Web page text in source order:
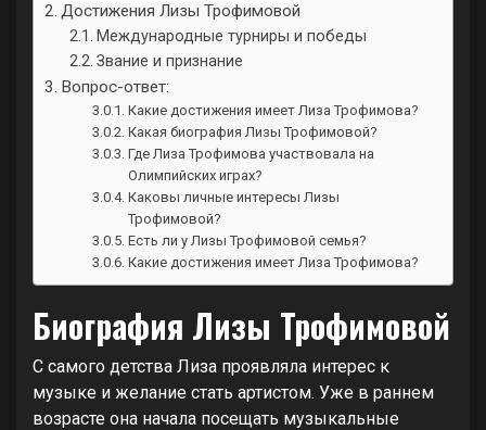
Достижения Лизы Трофимовой
Международные турниры и победы
Звание и признание
Вопрос-ответ:
Какие достижения имеет Лиза Трофимова?
Какая биография Лизы Трофимовой?
Где Лиза Трофимова участвовала на
Олимпийских играх?
Каковы личные интересы Лизы
Трофимовой?
Есть ли у Лизы Трофимовой семья?
Какие достижения имеет Лиза Трофимова?
Биография Лизы Трофимовой
С самого детства Лиза проявляла интерес к
музыке и желание стать артистом. Уже в раннем
возрасте она начала посещать музыкальные